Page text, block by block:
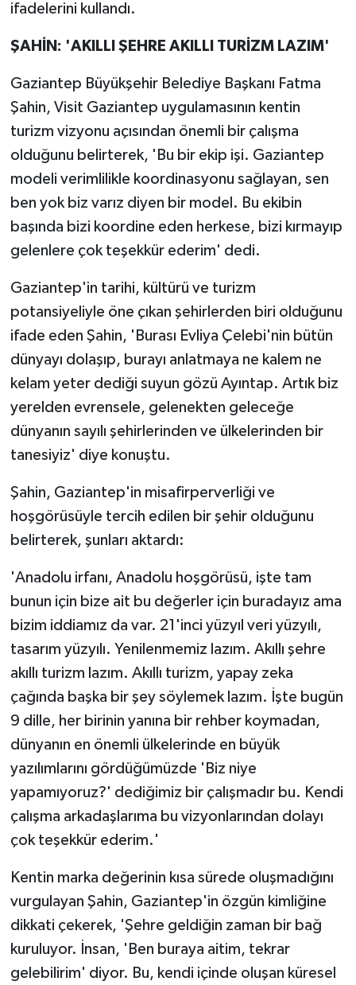
ifadelerini kullandı.
ŞAHİN: 'AKILLI ŞEHRE AKILLI TURİZM LAZIM'
Gaziantep Büyükşehir Belediye Başkanı Fatma
Şahin, Visit Gaziantep uygulamasının kentin
turizm vizyonu açısından önemli bir çalışma
olduğunu belirterek, 'Bu bir ekip işi. Gaziantep
modeli verimlilikle koordinasyonu sağlayan, sen
ben yok biz varız diyen bir model. Bu ekibin
başında bizi koordine eden herkese, bizi kırmayıp
gelenlere çok teşekkür ederim' dedi.
Gaziantep'in tarihi, kültürü ve turizm
potansiyeliyle öne çıkan şehirlerden biri olduğunu
ifade eden Şahin, 'Burası Evliya Çelebi'nin bütün
dünyayı dolaşıp, burayı anlatmaya ne kalem ne
kelam yeter dediği suyun gözü Ayıntap. Artık biz
yerelden evrensele, gelenekten geleceğe
dünyanın sayılı şehirlerinden ve ülkelerinden bir
tanesiyiz' diye konuştu.
Şahin, Gaziantep'in misafirperverliği ve
hoşgörüsüyle tercih edilen bir şehir olduğunu
belirterek, şunları aktardı:
'Anadolu irfanı, Anadolu hoşgörüsü, işte tam
bunun için bize ait bu değerler için buradayız ama
bizim iddiamız da var. 21'inci yüzyıl veri yüzyılı,
tasarım yüzyılı. Yenilenmemiz lazım. Akıllı şehre
akıllı turizm lazım. Akıllı turizm, yapay zeka
çağında başka bir şey söylemek lazım. İşte bugün
9 dille, her birinin yanına bir rehber koymadan,
dünyanın en önemli ülkelerinde en büyük
yazılımlarını gördüğümüzde 'Biz niye
yapamıyoruz?' dediğimiz bir çalışmadır bu. Kendi
çalışma arkadaşlarıma bu vizyonlarından dolayı
çok teşekkür ederim.'
Kentin marka değerinin kısa sürede oluşmadığını
vurgulayan Şahin, Gaziantep'in özgün kimliğine
dikkati çekerek, 'Şehre geldiğin zaman bir bağ
kuruluyor. İnsan, 'Ben buraya aitim, tekrar
gelebilirim' diyor. Bu, kendi içinde oluşan küresel